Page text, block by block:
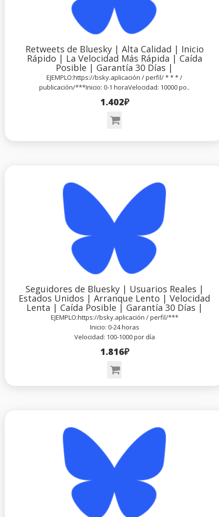
Retweets de Bluesky | Alta Calidad | Inicio
Rápido | La Velocidad Más Rápida | Caída
Posible | Garantía 30 Días |
EJEMPLO:https://bsky.aplicación / perfil/ * * * /
publicación/***Inicio: 0-1 horaVelocidad: 10000 po..
1.402₽
Seguidores de Bluesky | Usuarios Reales |
Estados Unidos | Arranque Lento | Velocidad
Lenta | Caída Posible | Garantía 30 Días |
EJEMPLO:https://bsky.aplicación / perfil/***
Inicio: 0-24 horas
Velocidad: 100-1000 por día
1.816₽